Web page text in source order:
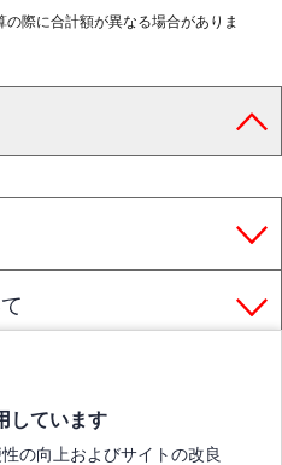
際に合計額が異なる場合がありま
しています
の向上およびサイトの改良